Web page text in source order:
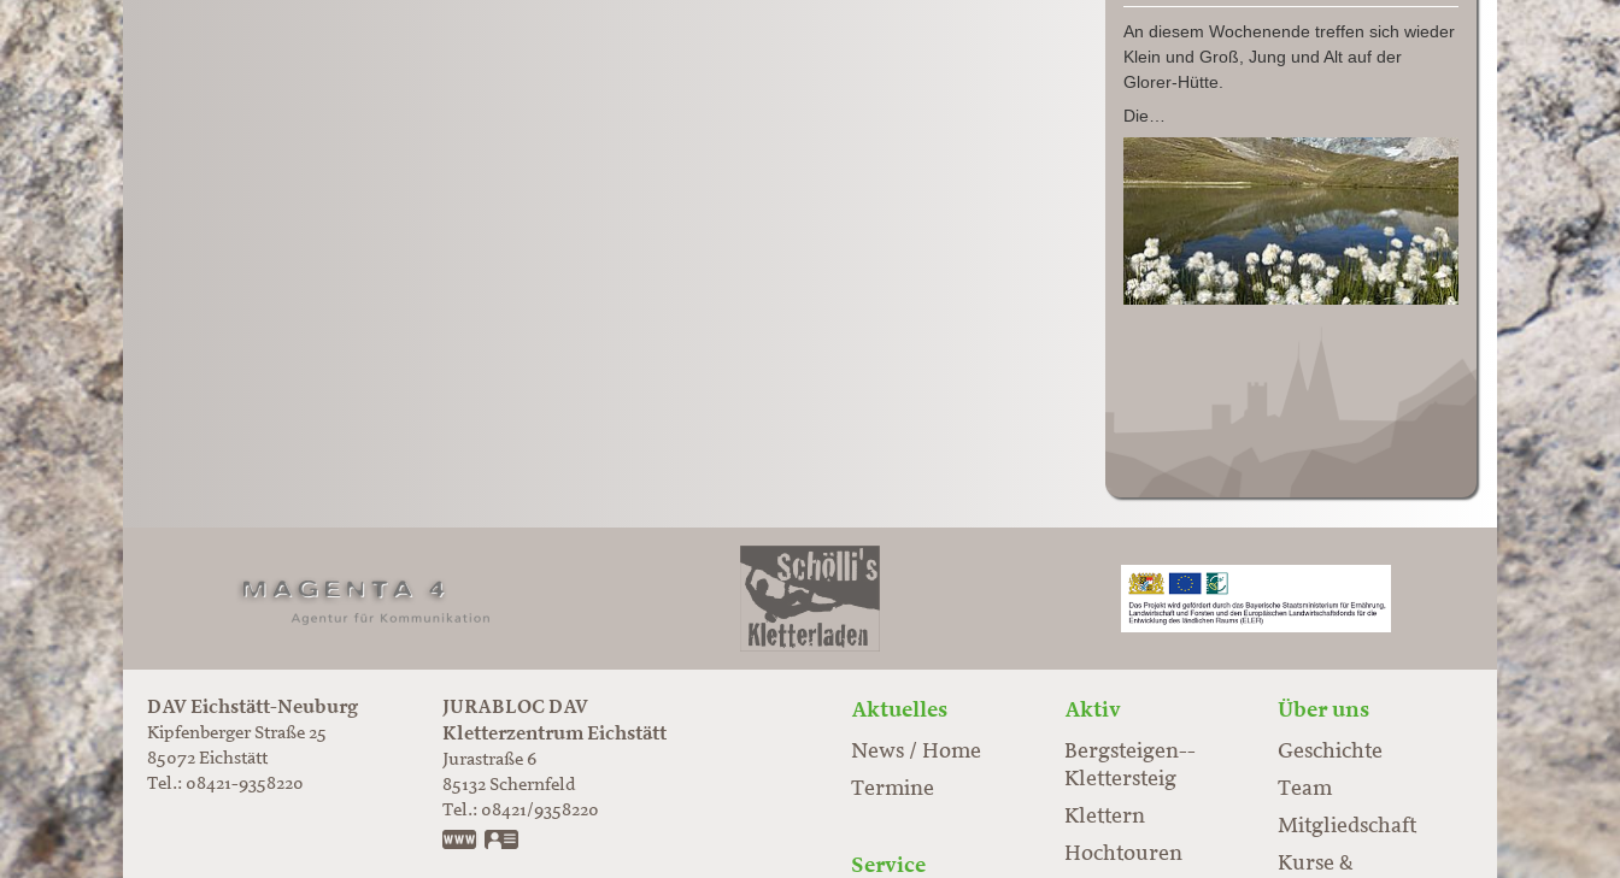
An diesem Wochenende treffen sich wieder
Klein und Groß, Jung und Alt auf der
Glorer-Hütte.
Die…
DAV Eichstätt-Neuburg
Kipfenberger Straße 25
85072 Eichstätt
Tel.: 08421-9358220
JURABLOC DAV
Kletterzentrum Eichstätt
Jurastraße 6
85132 Schernfeld
Tel.: 08421/9358220
www.jurabloc.de
Aktuelles
News / Home
Termine
Aktiv
Bergsteigen-­
Klettersteig
Klettern
Hochtouren
Über uns
Geschichte
Team
Mitgliedschaft
Kurse &
Service